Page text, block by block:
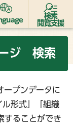
検索
閲覧支援
ージ 検索
ープンデータに
ル形式」「組織
することができ